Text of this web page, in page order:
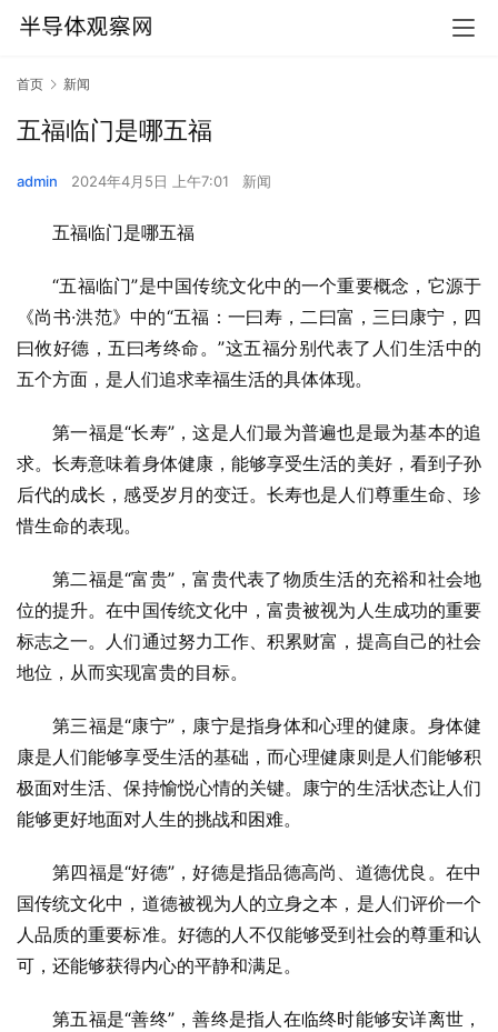
首页 新闻
五福临门是哪五福
admin 2024年4月5日 上午7:01 新闻
五福临门是哪五福
“五福临门”是中国传统文化中的一个重要概念，它源于
《尚书·洪范》中的“五福：一曰寿，二曰富，三曰康宁，四
曰攸好德，五曰考终命。”这五福分别代表了人们生活中的
五个方面，是人们追求幸福生活的具体体现。
第一福是“长寿”，这是人们最为普遍也是最为基本的追
求。长寿意味着身体健康，能够享受生活的美好，看到子孙
后代的成长，感受岁月的变迁。长寿也是人们尊重生命、珍
惜生命的表现。
第二福是“富贵”，富贵代表了物质生活的充裕和社会地
位的提升。在中国传统文化中，富贵被视为人生成功的重要
标志之一。人们通过努力工作、积累财富，提高自己的社会
地位，从而实现富贵的目标。
第三福是“康宁”，康宁是指身体和心理的健康。身体健
康是人们能够享受生活的基础，而心理健康则是人们能够积
极面对生活、保持愉悦心情的关键。康宁的生活状态让人们
能够更好地面对人生的挑战和困难。
第四福是“好德”，好德是指品德高尚、道德优良。在中
国传统文化中，道德被视为人的立身之本，是人们评价一个
人品质的重要标准。好德的人不仅能够受到社会的尊重和认
可，还能够获得内心的平静和满足。
第五福是“善终”，善终是指人在临终时能够安详离世，